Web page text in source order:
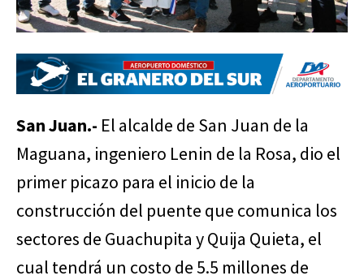
San Juan.- El alcalde de San Juan de la
Maguana, ingeniero Lenin de la Rosa, dio el
primer picazo para el inicio de la
construcción del puente que comunica los
sectores de Guachupita y Quija Quieta, el
cual tendrá un costo de 5.5 millones de